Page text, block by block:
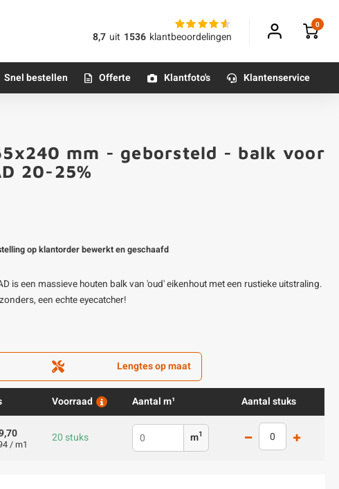
8,7 uit 1536 klantbeoordelingen
0
buiten
Betonmortels
Snel bestellen Offerte Klantfoto's Klantenservice
Klantfoto
mm - geborsteld - balk voor
20-25%
op klantorder bewerkt en geschaafd
is een massieve houten balk van 'oud' eikenhout met een rustieke uitstraling.
een echte eyecatcher!
Lengtes op maat
Voorraad Aantal m¹ Aantal stuks
/ m1 20 stuks m1